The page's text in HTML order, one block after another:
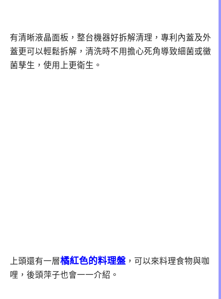
有清晰液晶面板，整台機器好拆解清理，專利內蓋及外
蓋更可以輕鬆拆解，清洗時不用擔心死角導致細菌或黴
菌孳生，使用上更衛生。
上頭還有一層橘紅色的料理盤 ，可以來料理食物與咖
哩，後頭萍子也會一一介紹。